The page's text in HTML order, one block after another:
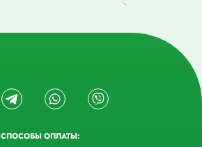
СПОСОБЫ ОПЛАТЫ: